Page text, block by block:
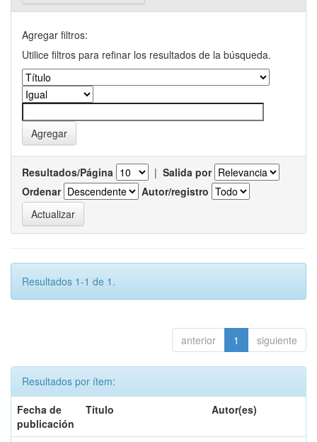
Agregar filtros:
Utilice filtros para refinar los resultados de la búsqueda.
Resultados/Página | Salida por
Ordenar
Autor/registro
Resultados 1-1 de 1.
anterior 1 siguiente
Resultados por ítem:
Fecha de
publicación
Título Autor(es)